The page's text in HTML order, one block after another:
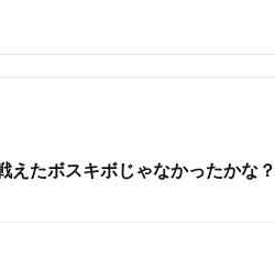
えたボスキボじゃなかったかな？